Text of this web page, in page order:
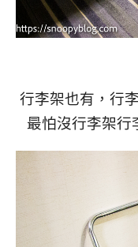
行李架也有，行
最怕沒行李架行